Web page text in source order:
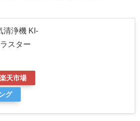
清浄機 KI-
スター
楽天市場
グ